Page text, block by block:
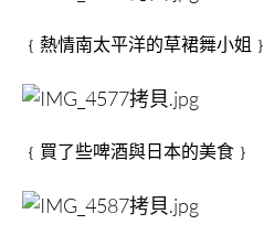
﹛熱情南太平洋的草裙舞小姐﹜
﹛買了些啤酒與日本的美食﹜